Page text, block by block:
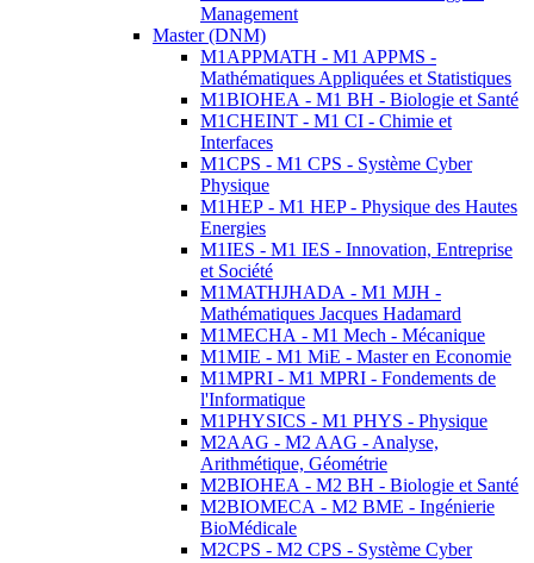
Management
Master (DNM)
M1APPMATH - M1 APPMS -
Mathématiques Appliquées et Statistiques
M1BIOHEA - M1 BH - Biologie et Santé
M1CHEINT - M1 CI - Chimie et
Interfaces
M1CPS - M1 CPS - Système Cyber
Physique
M1HEP - M1 HEP - Physique des Hautes
Energies
M1IES - M1 IES - Innovation, Entreprise
et Société
M1MATHJHADA - M1 MJH -
Mathématiques Jacques Hadamard
M1MECHA - M1 Mech - Mécanique
M1MIE - M1 MiE - Master en Economie
M1MPRI - M1 MPRI - Fondements de
l'Informatique
M1PHYSICS - M1 PHYS - Physique
M2AAG - M2 AAG - Analyse,
Arithmétique, Géométrie
M2BIOHEA - M2 BH - Biologie et Santé
M2BIOMECA - M2 BME - Ingénierie
BioMédicale
M2CPS - M2 CPS - Système Cyber